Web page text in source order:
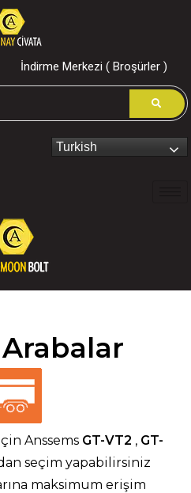
İndirme Merkezi ( Broşürler )
Turkish
Arabalar
Anssems GT-VT2 , GT-
seçim yapabilirsiniz
maksimum erişim